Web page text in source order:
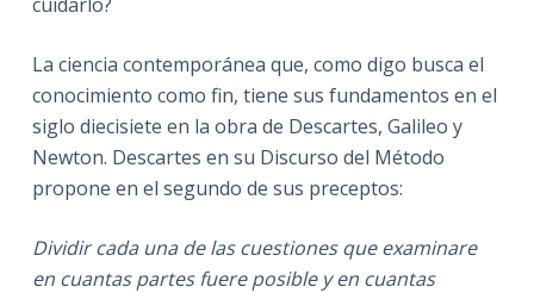
La ciencia contemporánea que, como digo busca el
conocimiento como fin, tiene sus fundamentos en el
siglo diecisiete en la obra de Descartes, Galileo y
Newton. Descartes en su Discurso del Método
propone en el segundo de sus preceptos:
Dividir cada una de las cuestiones que examinare
en cuantas partes fuere posible y en cuantas